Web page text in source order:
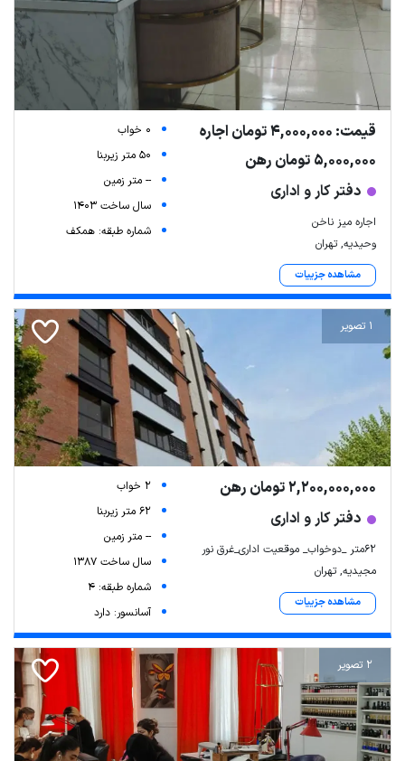
قیمت: 4,000,000 تومان اجاره
5,000,000 تومان رهن
دفتر کار و اداری
اجاره میز ناخن
وحیدیه, تهران
مشاهده جزییات
0 خواب
50 متر زیربنا
-- متر زمین
سال ساخت 1403
شماره طبقه: همکف
1 تصویر
2,200,000,000 تومان رهن
دفتر کار و اداری
۶۲متر _دوخواب_ موقعیت اداری_غرق نور
مجیدیه, تهران
مشاهده جزییات
2 خواب
62 متر زیربنا
-- متر زمین
سال ساخت 1387
شماره طبقه: 4
آسانسور: دارد
2 تصویر